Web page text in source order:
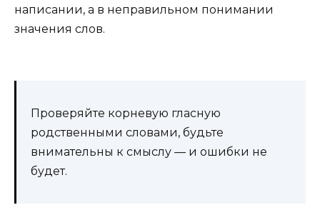
написании, а в неправильном понимании
значения слов.
Проверяйте корневую гласную
родственными словами, будьте
внимательны к смыслу — и ошибки не
будет.